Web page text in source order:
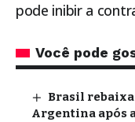
pode inibir a
Você pode
Brasil
Argentina após